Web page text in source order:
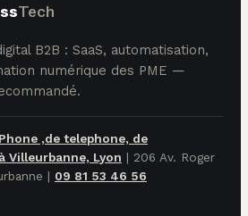
Tech
B2B : SaaS, automatisation,
numérique des PME —
,de telephone, de
Villeurbanne, Lyon | 206 Av. Roger
| 09 81 53 46 56